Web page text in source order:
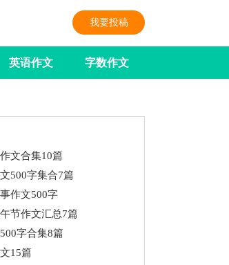
我要投稿
英语作文 字数作文
文合集10篇
500字集合7篇
作文500字
节作文汇总7篇
字合集8篇
15篇